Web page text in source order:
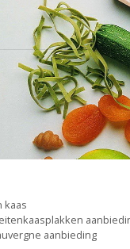
kaas
aanbieding